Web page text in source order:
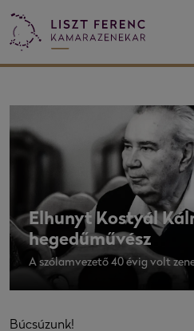
Elhunyt Kostyál
hegedűművész
A szólamvezető 40 évig volt
Búcsúzunk!